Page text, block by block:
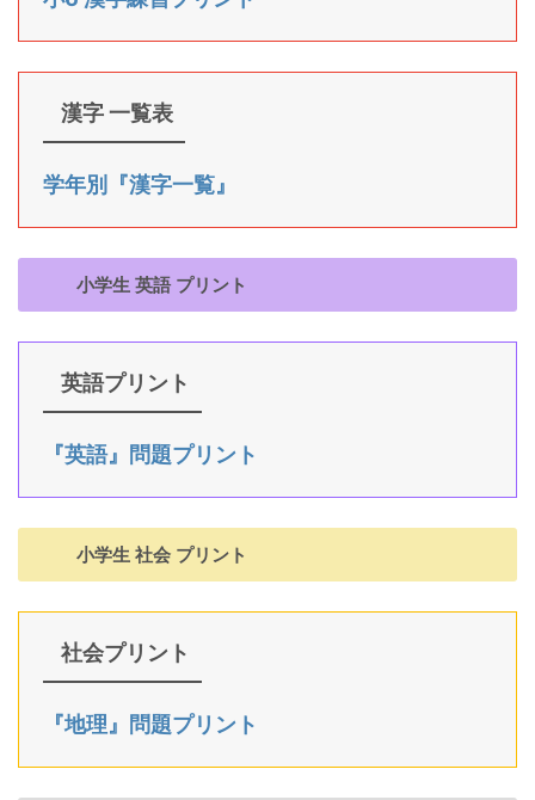
漢字 一覧表
学年別『漢字一覧』
小学生 英語 プリント
英語プリント
『英語』問題プリント
小学生 社会 プリント
社会プリント
『地理』問題プリント